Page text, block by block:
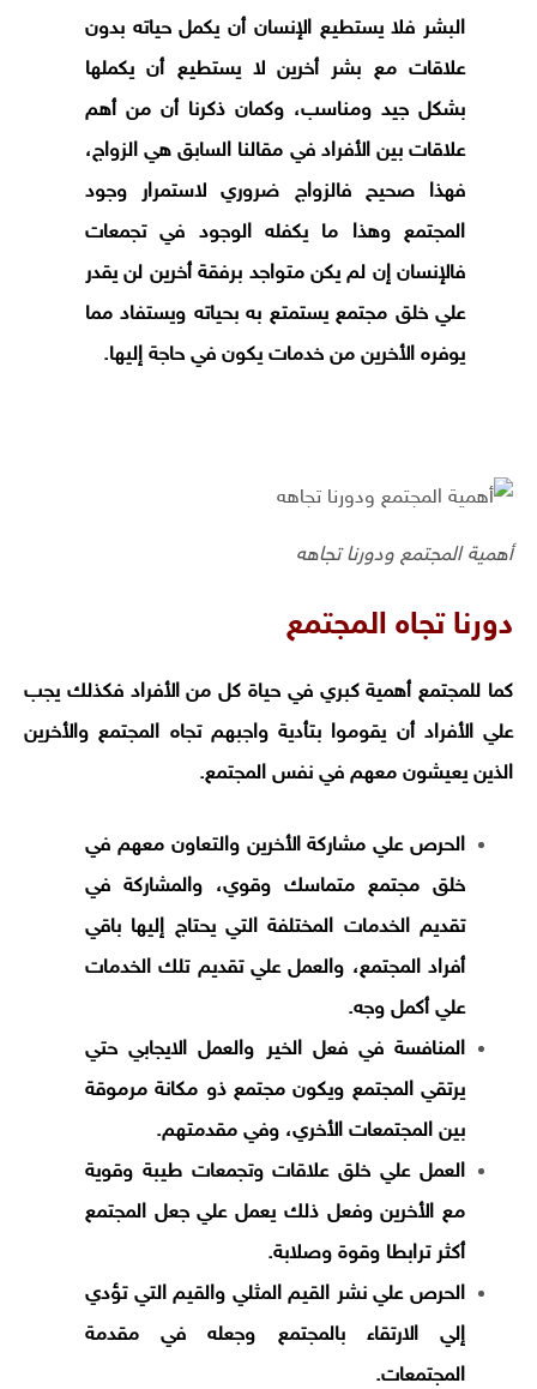
البشر فلا يستطيع الإنسان أن يكمل حياته بدون
علاقات مع بشر أخرين لا يستطيع أن يكملها
بشكل جيد ومناسب، وكمان ذكرنا أن من أهم
علاقات بين الأفراد في مقالنا السابق هي الزواج،
فهذا صحيح فالزواج ضروري لاستمرار وجود
المجتمع وهذا ما يكفله الوجود في تجمعات
فالإنسان إن لم يكن متواجد برفقة أخرين لن يقدر
علي خلق مجتمع يستمتع به بحياته ويستفاد مما
يوفره الأخرين من خدمات يكون في حاجة إليها.
أهمية المجتمع ودورنا تجاهه
دورنا تجاه المجتمع
كما للمجتمع أهمية كبري في حياة كل من الأفراد فكذلك يجب
علي الأفراد أن يقوموا بتأدية واجبهم تجاه المجتمع والأخرين
الذين يعيشون معهم في نفس المجتمع.
الحرص علي مشاركة الأخرين والتعاون معهم في
خلق مجتمع متماسك وقوي، والمشاركة في
تقديم الخدمات المختلفة التي يحتاج إليها باقي
أفراد المجتمع، والعمل علي تقديم تلك الخدمات
علي أكمل وجه.
المنافسة في فعل الخير والعمل الايجابي حتي
يرتقي المجتمع ويكون مجتمع ذو مكانة مرموقة
بين المجتمعات الأخري، وفي مقدمتهم.
العمل علي خلق علاقات وتجمعات طيبة وقوية
مع الأخرين وفعل ذلك يعمل علي جعل المجتمع
أكثر ترابطا وقوة وصلابة.
الحرص علي نشر القيم المثلي والقيم التي تؤدي
إلي الارتقاء بالمجتمع وجعله في مقدمة
المجتمعات.